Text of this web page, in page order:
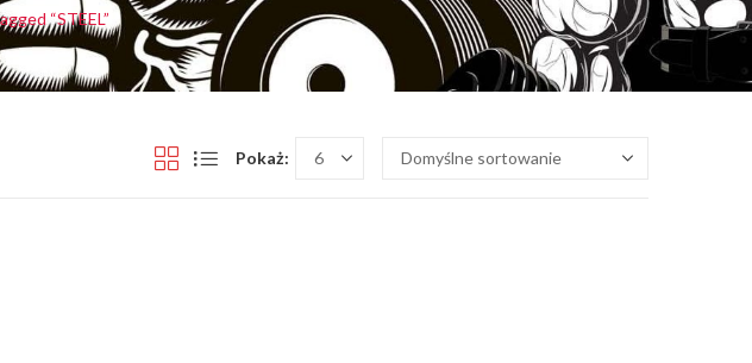
“STEEL”
Pokaż: